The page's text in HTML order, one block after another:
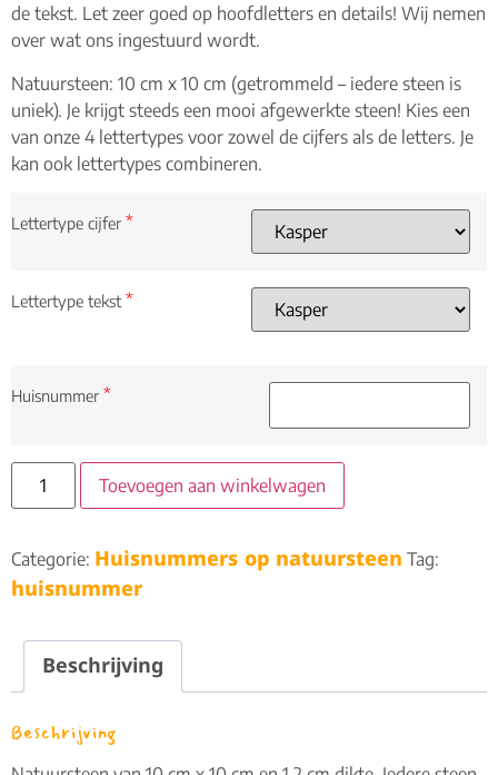
de tekst. Let zeer goed op hoofdletters en details! Wij nemen
over wat ons ingestuurd wordt.
Natuursteen: 10 cm x 10 cm (getrommeld – iedere steen is
uniek). Je krijgt steeds een mooi afgewerkte steen! Kies een
van onze 4 lettertypes voor zowel de cijfers als de letters. Je
kan ook lettertypes combineren.
Lettertype cijfer *
Lettertype tekst *
Huisnummer *
Toevoegen aan winkelwagen
Categorie: Huisnummers op natuursteen Tag:
huisnummer
Beschrijving
Beschrijving